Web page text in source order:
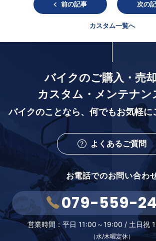
前の記事
カスタム一覧へ
次の
バイクのご購入・売
カスタム・メンテナン
バイクのことなら、 何でもお気軽に
よくあるご質問
お電話でのお問い合わ
079-559-
営業時間：平日 11:00～19:00 / 土日祝
（水/木曜定休）